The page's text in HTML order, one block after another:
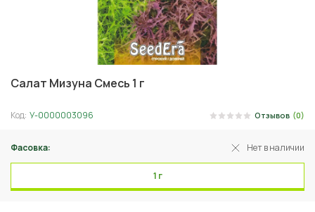
Салат Мизуна Смесь 1 г
Код: У-0000003096 Отзывов (0)
Фасовка: Нет в наличии
1 г